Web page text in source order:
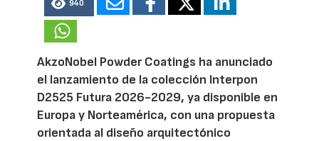
940
AkzoNobel Powder Coatings ha anunciado
el lanzamiento de la colección Interpon
D2525 Futura 2026-2029, ya disponible en
Europa y Norteamérica, con una propuesta
orientada al diseño arquitectónico